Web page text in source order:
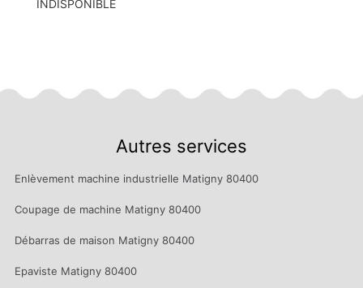
INDISPONIBLE
Autres services
Enlèvement machine industrielle Matigny 80400
Coupage de machine Matigny 80400
Débarras de maison Matigny 80400
Epaviste Matigny 80400